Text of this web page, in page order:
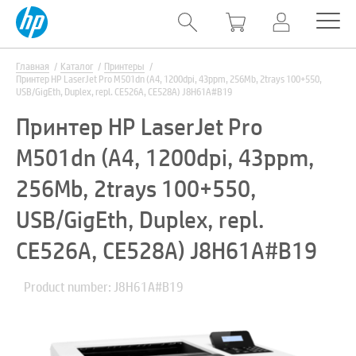
Главная Каталог
Принтеры
Принтер HP LaserJet Pro M501dn (A4, 1200dpi, 43ppm, 256Mb, 2trays 100+550,
USB/GigEth, Duplex, repl. CE526A, CE528A) J8H61A#B19
Принтер HP LaserJet Pro
M501dn (A4, 1200dpi, 43ppm,
256Mb, 2trays 100+550,
USB/GigEth, Duplex, repl.
CE526A, CE528A) J8H61A#B19
Product number: J8H61A#B19